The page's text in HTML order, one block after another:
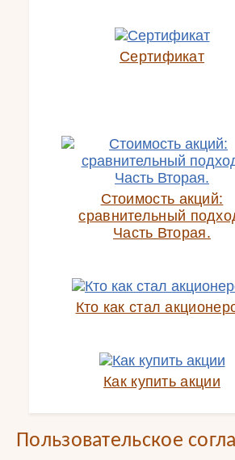
Сертификат
Стоимость акций:
сравнительный
Часть Вторая.
Кто как стал
Как купить акции
Пользовательское